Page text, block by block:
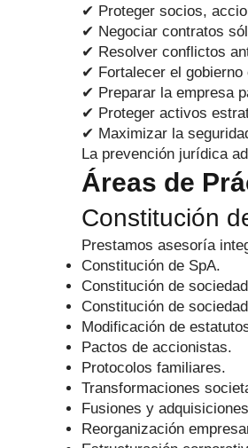
✔ Proteger socios,
✔ Negociar contratos
✔ Resolver conflictos
✔ Fortalecer el gobierno
✔ Preparar la empresa
✔ Proteger activos
✔ Maximizar la
La prevención jurídica
Áreas de
Constitución
Prestamos asesoría
Constitución de SpA.
Constitución de
Constitución de
Modificación de
Pactos de accionistas.
Protocolos familiares.
Transformaciones
Fusiones y
Reorganización